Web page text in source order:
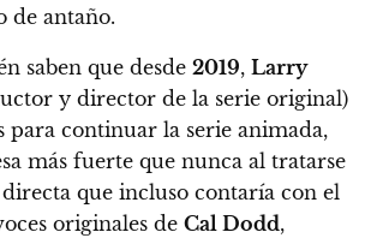
de antaño.
saben que desde 2019, Larry
y director de la serie original)
para continuar la serie animada,
más fuerte que nunca al tratarse
directa que incluso contaría con el
originales de Cal Dodd,